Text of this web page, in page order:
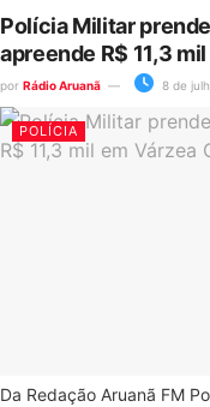
Polícia Militar
apreende R$ 11,3
por Rádio Aruanã 8 de
POLÍCIA
Da Redação Aruanã FM